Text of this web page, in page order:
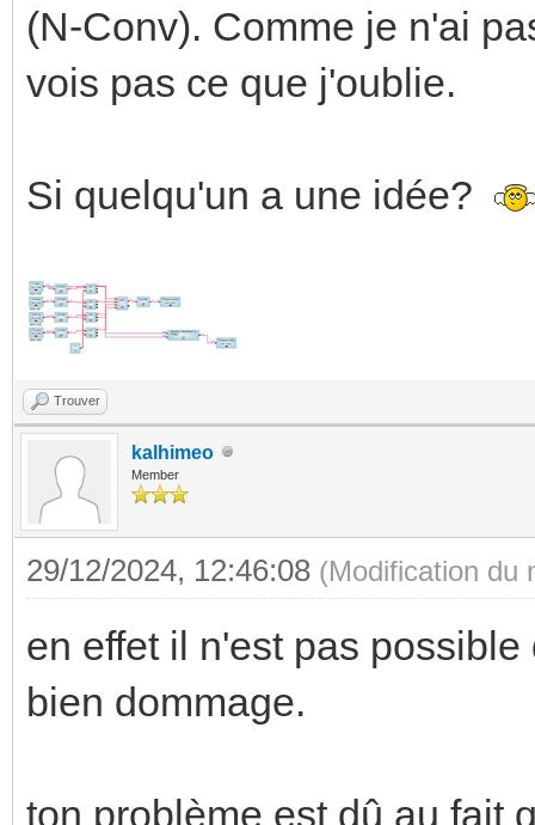
(N-Conv). Comme je n'ai
vois pas ce que j'oublie.
Si quelqu'un a une idée?
Trouver
kalhimeo
Member
29/12/2024, 12:46:08 (Modification du
en effet il n'est pas
bien dommage.
ton problème est dû au fait